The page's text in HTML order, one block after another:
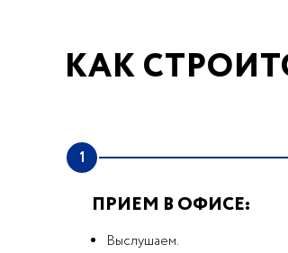
КАК
1
ПРИЕМ В ОФИСЕ:
Выслушаем.